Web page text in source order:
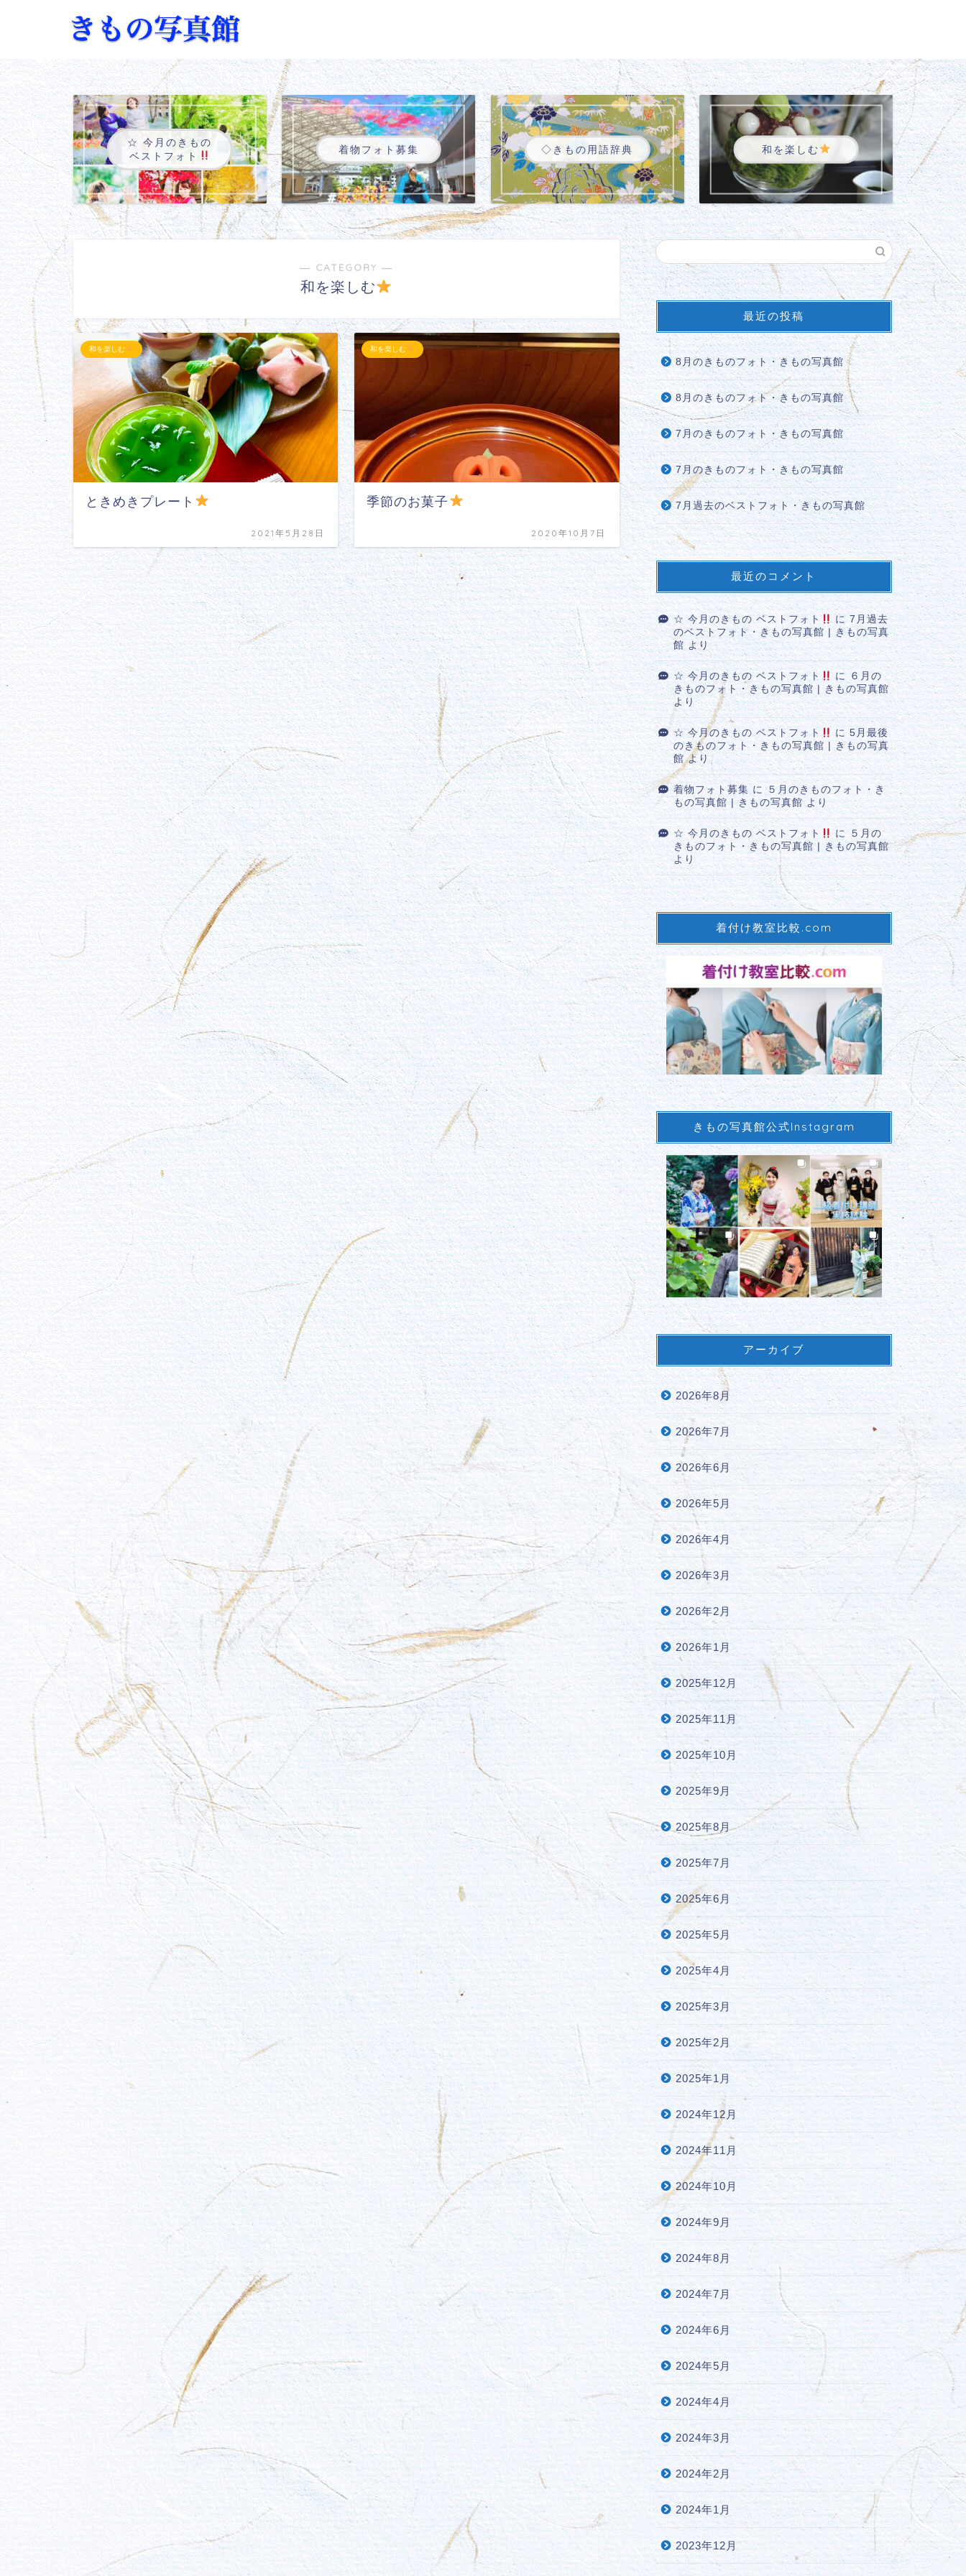
☆ 今月のきもの
ベストフォト
着物フォト募集 ◇きもの用語辞典 和を楽しむ
― CATEGORY ―
和を楽しむ
和を楽しむ
ときめきプレート
2021年5月28日
和を楽しむ
季節のお菓子
2020年10月7日
最近の投稿
8月のきものフォト・きもの写真館
8月のきものフォト・きもの写真館
7月のきものフォト・きもの写真館
7月のきものフォト・きもの写真館
7月過去のベストフォト・きもの写真館
最近のコメント
☆ 今月のきもの ベストフォト に7月過去
のベストフォト・きもの写真館 | きもの写真
館 より
☆ 今月のきもの ベストフォト に
６月の
きものフォト・きもの写真館 | きもの写真館
より
☆ 今月のきもの ベストフォト に5月最後
のきものフォト・きもの写真館 | きもの写真
館より
着物フォト募集 に５月のきものフォト・き
もの写真館 | きもの写真館 より
☆ 今月のきもの ベストフォト に
５月の
きものフォト・きもの写真館 | きもの写真館
より
着付け教室比較.com
きもの写真館公式Instagram
アーカイブ
2026年8月
2026年7月
2026年6月
2026年5月
2026年4月
2026年3月
2026年2月
2026年1月
2025年12月
2025年11月
2025年10月
2025年9月
2025年8月
2025年7月
2025年6月
2025年5月
2025年4月
2025年3月
2025年2月
2025年1月
2024年12月
2024年11月
2024年10月
2024年9月
2024年8月
2024年7月
2024年6月
2024年5月
2024年4月
2024年3月
2024年2月
2024年1月
2023年12月